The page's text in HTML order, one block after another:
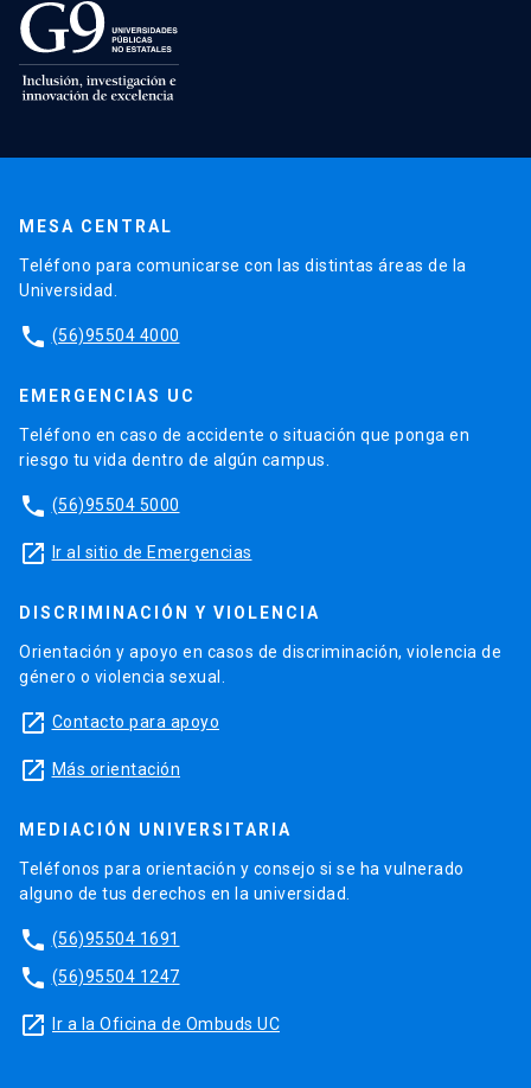
MESA CENTRAL
Teléfono para comunicarse con las distintas áreas de la
Universidad.
phone (56)95504 4000
EMERGENCIAS UC
Teléfono en caso de accidente o situación que ponga en
riesgo tu vida dentro de algún campus.
phone (56)95504 5000
launch Ir al sitio de Emergencias
DISCRIMINACIÓN Y VIOLENCIA
Orientación y apoyo en casos de discriminación, violencia de
género o violencia sexual.
launch Contacto para apoyo
launch Más orientación
MEDIACIÓN UNIVERSITARIA
Teléfonos para orientación y consejo si se ha vulnerado
alguno de tus derechos en la universidad.
phone (56)95504 1691
phone (56)95504 1247
launch Ir a la Oficina de Ombuds UC